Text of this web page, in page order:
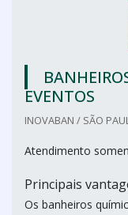
EVENTOS
INOVABAN / SÃO
Atendimento
Principais
Os banheiros